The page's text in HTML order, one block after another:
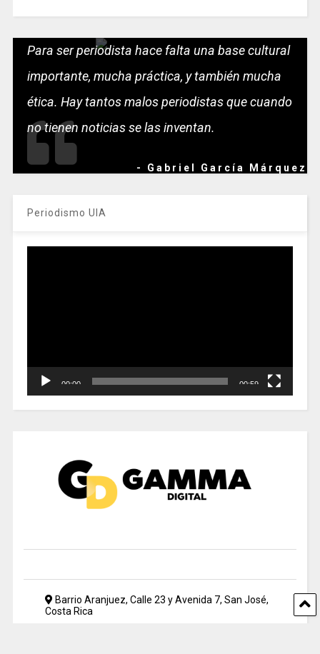
Para ser periodista hace falta una base cultural
importante, mucha práctica, y también mucha
ética. Hay tantos malos periodistas que cuando
no tienen noticias se las inventan.
- Gabriel García Márquez
Periodismo UIA
00:00 00:59
Barrio Aranjuez, Calle 23 y Avenida 7, San José,
Costa Rica